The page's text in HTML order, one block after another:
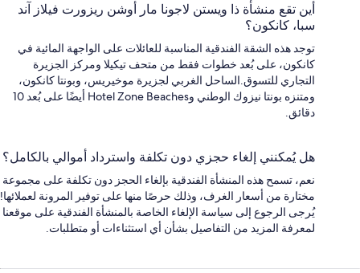
أين تقع منشأة ذا ويستن لاجونا مار أوشن ريزورت فيلاز آند
سبا، كانكون؟
توجد هذه الشقة الفندقية المناسبة للعائلات على الواجهة المائية في
كانكون، على بُعد خطوات فقط من متحف تيكيلا ومركز الجزيرة
التجاري للتسوق.الساحل الغربي لجزيرة موخيريس، وبونتا كانكون،
ومتنزه بونتا نيزوك الوطني وHotel Zone Beaches أيضًا على بُعد 10
دقائق.
هل يُمكنني إلغاء حجزي دون تكلفة واسترداد أموالي بالكامل؟
نعم، تسمح هذه المنشأة الفندقية بإلغاء الحجز دون تكلفة على مجموعة
مختارة من أسعار الغرف، وذلك حرصًا منها على توفير المرونة لعملائها!
يُرجى الرجوع إلى سياسة الإلغاء الخاصة بالمنشأة الفندقية على موقعنا
لمعرفة المزيد من التفاصيل بشأن أي استثناءات أو متطلبات.